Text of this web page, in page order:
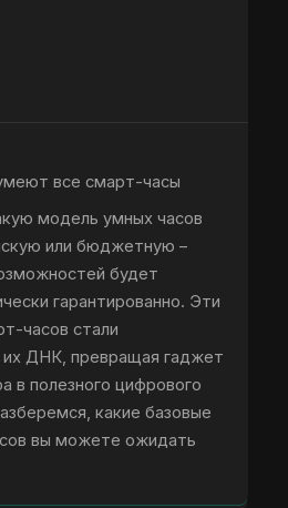
все смарт-часы
модель умных часов
или бюджетную –
будет
гарантированно. Эти
часов стали
ДНК, превращая гаджет
в полезного цифрового
какие базовые
вы можете ожидать